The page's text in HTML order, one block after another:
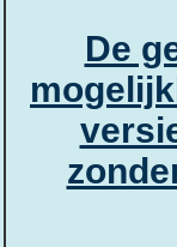
De